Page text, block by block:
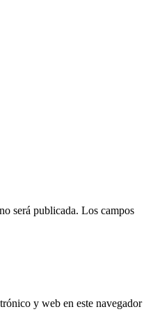
será publicada. Los campos
y web en este navegador